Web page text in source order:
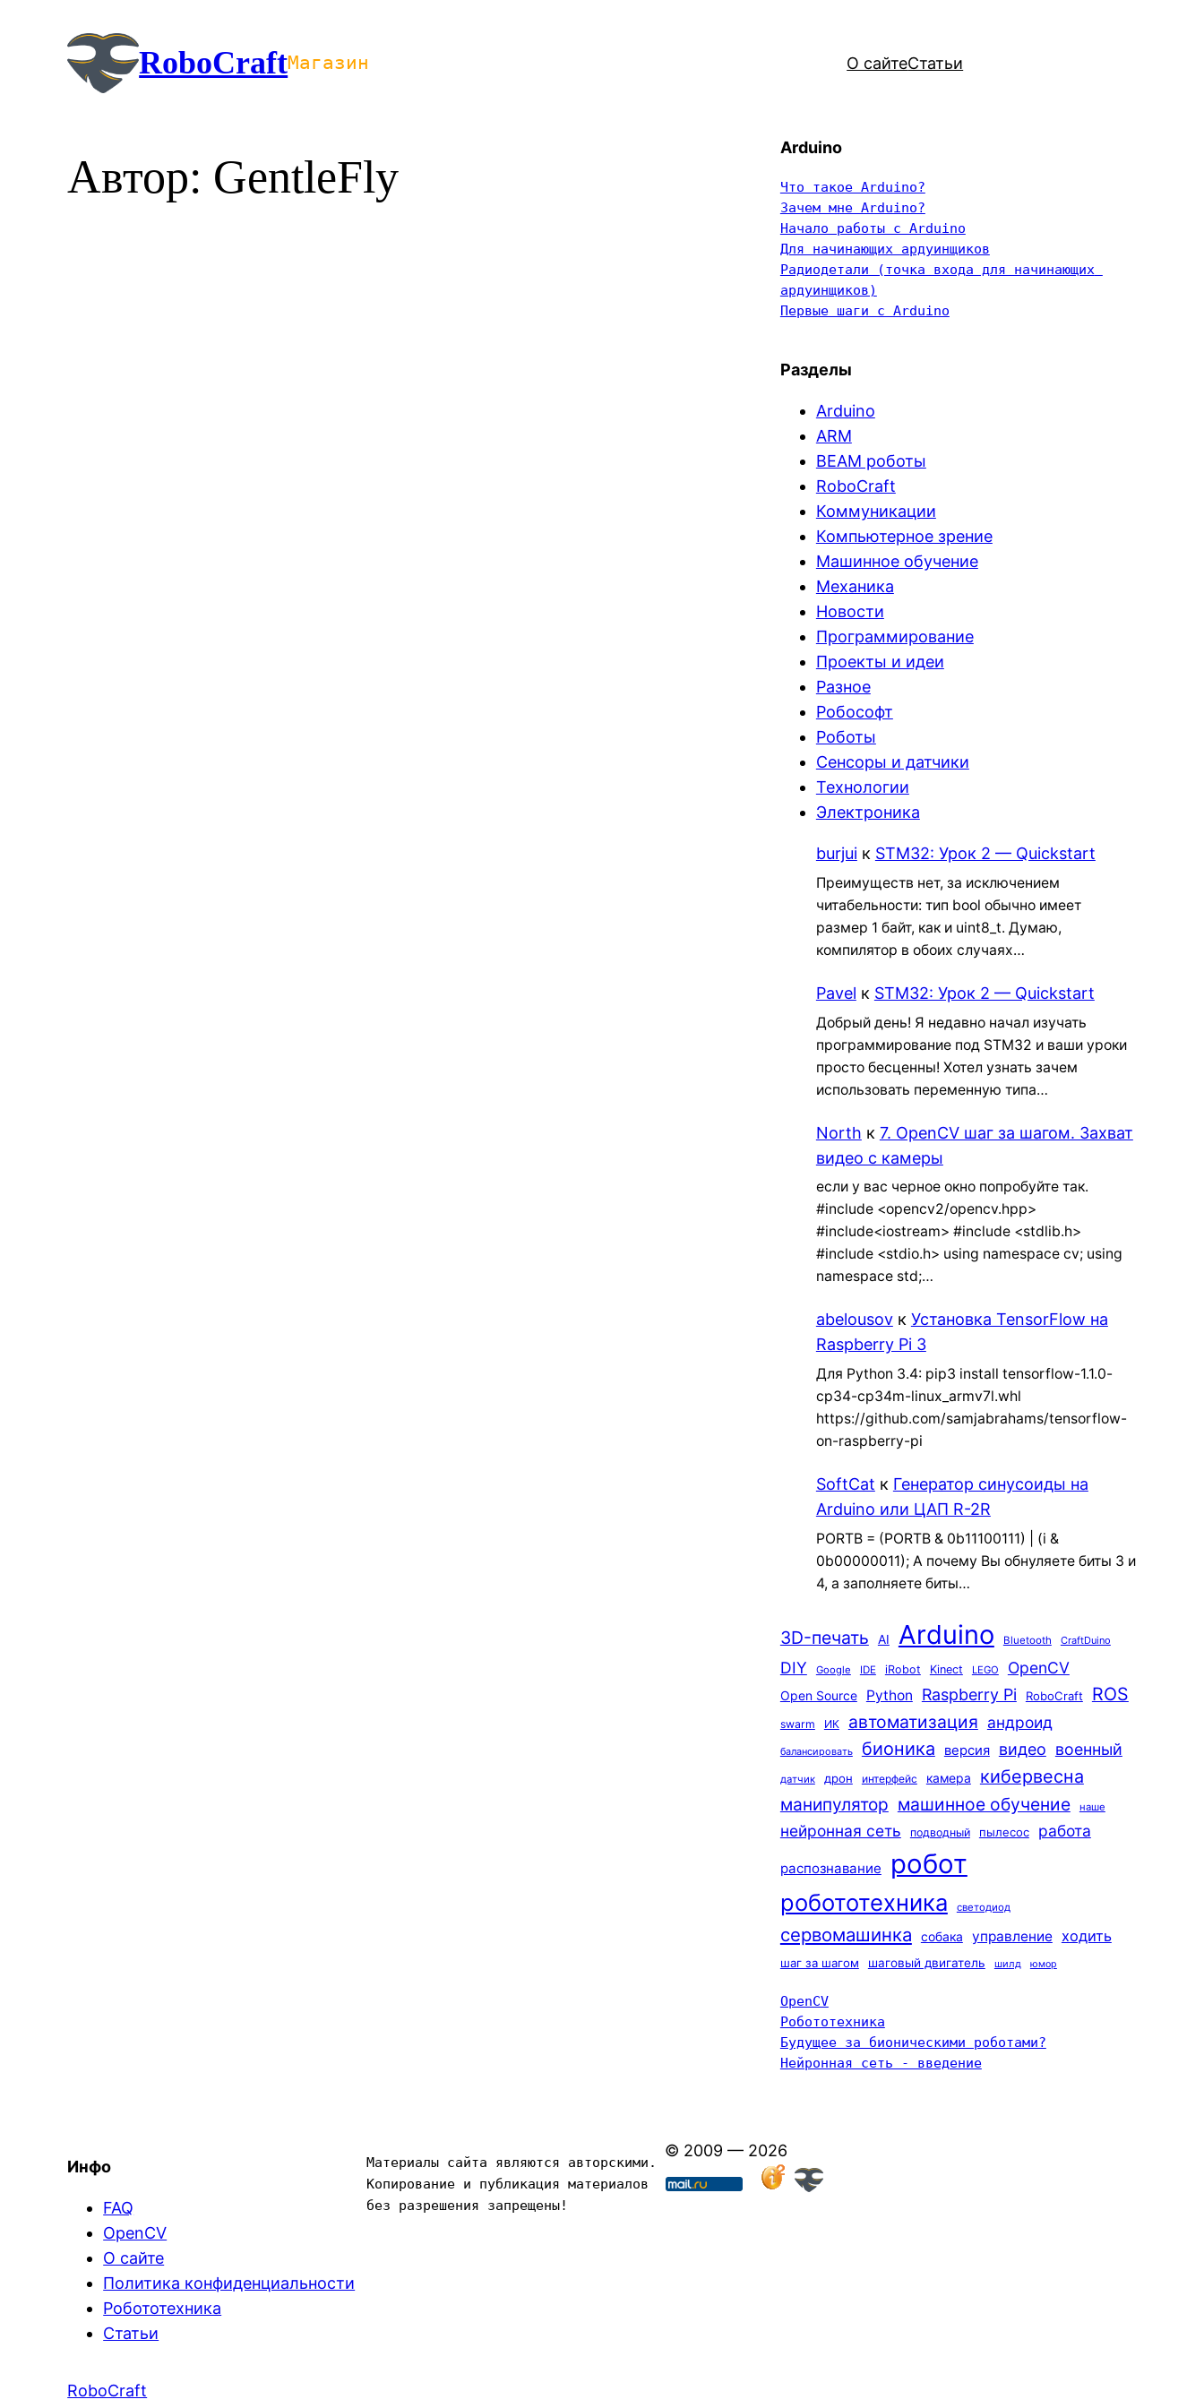
содержимому
RoboCraftМагазин О сайтеСтатьи
Автор: GentleFly
Arduino
Что такое Arduino?
Зачем мне Arduino?
Начало работы с Arduino
Для начинающих ардуинщиков
Радиодетали (точка входа для начинающих
ардуинщиков)
Первые шаги с Arduino
Разделы
Arduino
ARM
BEAM роботы
RoboCraft
Коммуникации
Компьютерное зрение
Машинное обучение
Механика
Новости
Программирование
Проекты и идеи
Разное
Робософт
Роботы
Сенсоры и датчики
Технологии
Электроника
burjuiк STM32: Урок 2 — Quickstart
Преимуществ нет, за исключением
читабельности: тип bool обычно имеет
размер 1 байт, как и uint8_t. Думаю,
компилятор в обоих случаях…
Pavel к STM32: Урок 2 — Quickstart
Добрый день! Я недавно начал изучать
программирование под STM32 и ваши уроки
просто бесценны! Хотел узнать зачем
использовать переменную типа…
North к 7. OpenCV шаг за шагом. Захват
видео с камеры
если у вас черное окно попробуйте так.
#include <opencv2/opencv.hpp>
#include<iostream> #include <stdlib.h>
#include <stdio.h> using namespace cv; using
namespace std;…
abelousovк Установка TensorFlow на
Raspberry Pi 3
Для Python 3.4: pip3 install tensorflow-1.1.0-
cp34-cp34m-linux_armv7l.whl
https://github.com/samjabrahams/tensorflow-
on-raspberry-pi
SoftCat к Генератор синусоиды на
Arduino или ЦАП R-2R
PORTB = (PORTB & 0b11100111) | (i &
0b00000011); А почему Вы обнуляете биты 3 и
4, а заполняете биты…
3D-печать AI Arduino Bluetooth CraftDuino
DIY Google IDE iRobot Kinect LEGO OpenCV
Open Source Python Raspberry Pi RoboCraft ROS
swarm ИК автоматизация андроид
балансировать бионика версия видео военный
датчик дрон интерфейс камера кибервесна
манипулятор машинное обучение наше
нейронная сеть подводный пылесос работа
распознавание робот
робототехника светодиод
сервомашинка собака управление ходить
шаг за шагом шаговый двигатель шилд юмор
OpenCV
Робототехника
Будущее за бионическими роботами?
Нейронная сеть - введение
Инфо
FAQ
OpenCV
О сайте
Политика конфиденциальности
Робототехника
Статьи
Материалы сайта являются авторскими.
Копирование и публикация материалов
без разрешения запрещены!
© 2009 — 2026
RoboCraft